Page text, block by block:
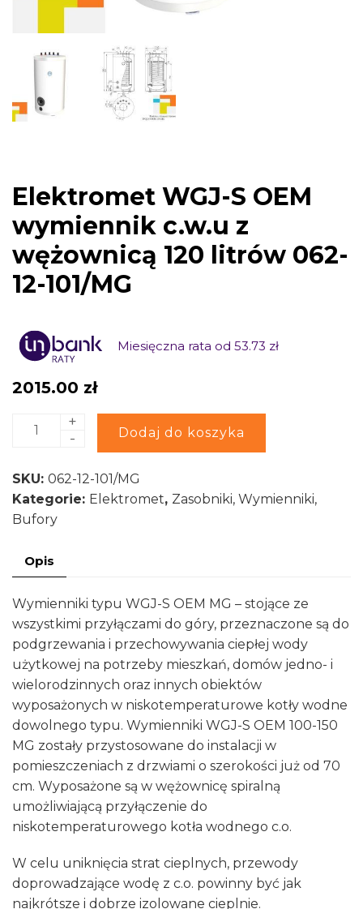
Elektromet WGJ-S OEM
wymiennik c.w.u z
wężownicą 120 litrów 062-
12-101/MG
Miesięczna rata od 53.73 zł
2015.00 zł
ilość
Elektromet
S
OEM
wymiennik
120
litrów
062-
12-
101/MG
+
-
Dodaj do koszyka
Alternative:
SKU: 062-12-101/MG
Kategorie: Elektromet, Zasobniki, Wymienniki,
Bufory
Opis
Wymienniki typu WGJ-S OEM MG – stojące ze
wszystkimi przyłączami do góry, przeznaczone są do
podgrzewania i przechowywania ciepłej wody
użytkowej na potrzeby mieszkań, domów jedno- i
wielorodzinnych oraz innych obiektów
wyposażonych w niskotemperaturowe kotły wodne
dowolnego typu. Wymienniki WGJ-S OEM 100-150
MG zostały przystosowane do instalacji w
pomieszczeniach z drzwiami o szerokości już od 70
cm. Wyposażone są w wężownicę spiralną
umożliwiającą przyłączenie do
niskotemperaturowego kotła wodnego c.o.
W celu uniknięcia strat cieplnych, przewody
doprowadzające wodę z c.o. powinny być jak
najkrótsze i dobrze izolowane cieplnie.